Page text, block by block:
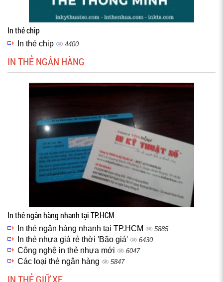
In thẻ chip
In thẻ chip 4400
IN THẺ NGÂN HÀNG
In thẻ ngân hàng nhanh tại TP.HCM
In thẻ ngân hàng nhanh tại TP.HCM 5885
In thẻ nhựa giá rẻ thời 'Bão giá' 6430
Công nghệ in thẻ nhựa mới 6047
Các loại thẻ ngân hàng 5847
IN THẺ GIỮ XE